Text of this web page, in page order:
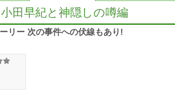
田早紀と神隠しの噂編
リー 次の事件への伏線もあり!